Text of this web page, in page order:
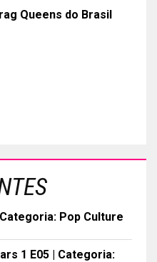
Queens do Brasil
Pop Culture
1 E05 | Categoria: